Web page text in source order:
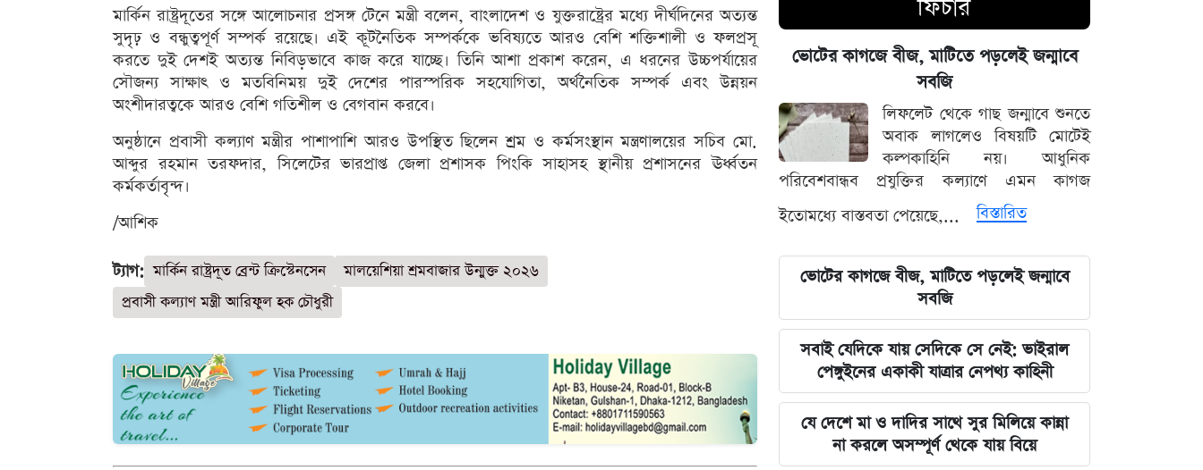
মার্কিন রাষ্ট্রদূতের সঙ্গে আলোচনার প্রসঙ্গ টেনে মন্ত্রী বলেন, বাংলাদেশ ও যুক্তরাষ্ট্রের মধ্যে দীর্ঘদিনের অত্যন্ত
সুদৃঢ় ও বন্ধুত্বপূর্ণ সম্পর্ক রয়েছে। এই কূটনৈতিক সম্পর্ককে ভবিষ্যতে আরও বেশি শক্তিশালী ও ফলপ্রসূ
করতে দুই দেশই অত্যন্ত নিবিড়ভাবে কাজ করে যাচ্ছে। তিনি আশা প্রকাশ করেন, এ ধরনের উচ্চপর্যায়ের
সৌজন্য সাক্ষাৎ ও মতবিনিময় দুই দেশের পারস্পরিক সহযোগিতা, অর্থনৈতিক সম্পর্ক এবং উন্নয়ন
অংশীদারত্বকে আরও বেশি গতিশীল ও বেগবান করবে।
অনুষ্ঠানে প্রবাসী কল্যাণ মন্ত্রীর পাশাপাশি আরও উপস্থিত ছিলেন শ্রম ও কর্মসংস্থান মন্ত্রণালয়ের সচিব মো.
আব্দুর রহমান তরফদার, সিলেটের ভারপ্রাপ্ত জেলা প্রশাসক পিংকি সাহাসহ স্থানীয় প্রশাসনের ঊর্ধ্বতন
কর্মকর্তাবৃন্দ।
/আশিক
ট্যাগ: মার্কিন রাষ্ট্রদূত ব্রেন্ট ক্রিস্টেনসেন
মালয়েশিয়া শ্রমবাজার উন্মুক্ত ২০২৬
প্রবাসী কল্যাণ মন্ত্রী আরিফুল হক চৌধুরী
শেয়ারবাজারে আর্থিক কেলেঙ্কারির তদন্তের
বড় আপডেট জানাল দুদক
যুদ্ধের বড় প্রস্তুতি নিচ্ছে ইরান, আকাশ
প্রতিরক্ষা ও অস্ত্র ব্যবস্থার ব্যাপক
আধুনিকায়ন
চার বিভাগে দুর্যোগপূর্ণ আবহাওয়ার আশঙ্কায়
আবহাওয়া দপ্তরের বিশেষ সতর্কতা
হাসিনাকে মাইক দেওয়ায় ভারতকে
কাঠগড়ায় তুললেন সালাহউদ্দিন
বিশ্ববাজারের পথ ধরে দেশীয় বাজারেও
স্বর্ণের অস্বাভাবিক মূল্যবৃদ্ধি
গ্যাস ও বিদ্যুৎ সংকট মোকাবিলায় নতুন
আশার খবর দিলেন জ্বালানিমন্ত্রী
ফিচার
ভোটের কাগজে বীজ, মাটিতে পড়লেই জন্মাবে
সবজি
লিফলেট থেকে গাছ জন্মাবে শুনতে
অবাক লাগলেও বিষয়টি মোটেই
কল্পকাহিনি নয়। আধুনিক
পরিবেশবান্ধব প্রযুক্তির কল্যাণে এমন কাগজ
ইতোমধ্যে বাস্তবতা পেয়েছে,...
বিস্তারিত
ভোটের কাগজে বীজ, মাটিতে পড়লেই জন্মাবে
সবজি
সবাই যেদিকে যায় সেদিকে সে নেই: ভাইরাল
পেঙ্গুইনের একাকী যাত্রার নেপথ্য কাহিনী
যে দেশে মা ও দাদির সাথে সুর মিলিয়ে কান্না
না করলে অসম্পূর্ণ থেকে যায় বিয়ে